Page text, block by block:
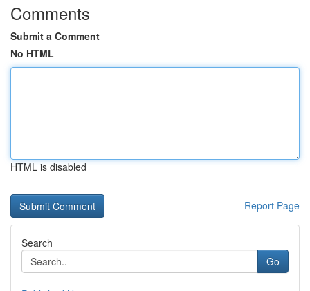
Comments
Submit a Comment
No HTML
HTML is disabled
Report Page
Search
Go